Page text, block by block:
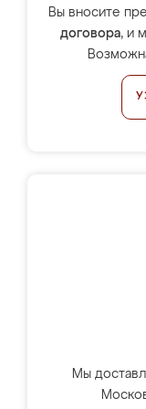
Вы вносите
договора, и
Мы